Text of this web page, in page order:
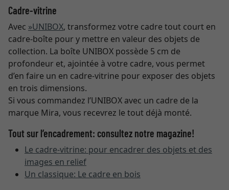
Cadre-vitrine
Avec »UNIBOX, transformez votre cadre tout court en
cadre-boîte pour y mettre en valeur des objets de
collection. La boîte UNIBOX possède 5 cm de
profondeur et, ajointée à votre cadre, vous permet
d’en faire un en cadre-vitrine pour exposer des objets
en trois dimensions.
Si vous commandez l’UNIBOX avec un cadre de la
marque Mira, vous recevrez le tout déjà monté.
Tout sur l’encadrement: consultez notre magazine!
Le cadre-vitrine: pour encadrer des objets et des
images en relief
Un classique: Le cadre en bois